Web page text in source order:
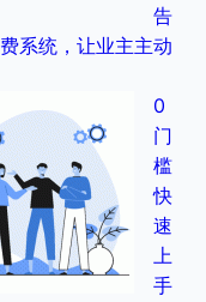
告
系统，让业主主动
0
门
槛
快
速
上
手